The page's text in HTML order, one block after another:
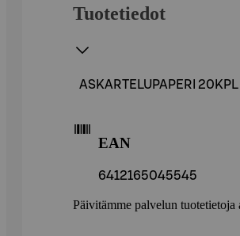
Tuotetiedot
ASKARTELUPAPERI 20KPL
EAN
6412165045545
Päivitämme palvelun tuotetietoja